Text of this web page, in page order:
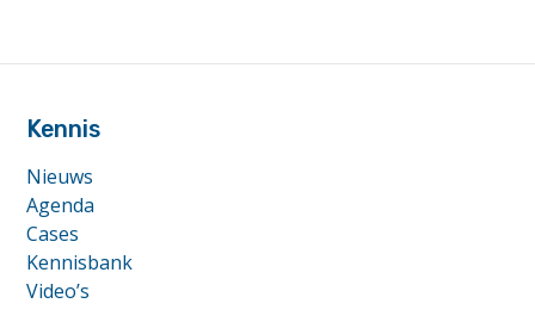
Kennis
Nieuws
Agenda
Cases
Kennisbank
Video’s